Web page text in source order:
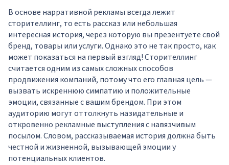
В основе нарративной рекламы всегда лежит
сторителлинг, то есть рассказ или небольшая
интересная история, через которую вы презентуете свой
бренд, товары или услуги. Однако это не так просто, как
может показаться на первый взгляд! Сторителлинг
считается одним из самых сложных способов
продвижения компаний, потому что его главная цель —
вызвать искреннюю симпатию и положительные
эмоции, связанные с вашим брендом. При этом
аудиторию могут оттолкнуть назидательные и
откровенно рекламные выступления с навязчивым
посылом. Словом, рассказываемая история должна быть
честной и жизненной, вызывающей эмоции у
потенциальных клиентов.